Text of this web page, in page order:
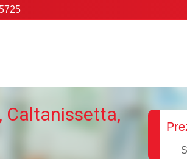
Caltanissetta,